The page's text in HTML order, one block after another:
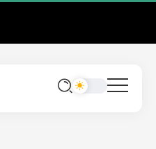
Nvidia back AI push
$65K as US payrolls fall by
tops $65K as US payrolls